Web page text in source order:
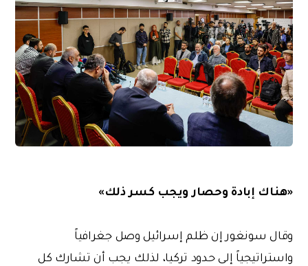
«هناك إبادة وحصار ويجب كسر ذلك»
وقال سونغور إن ظلم إسرائيل وصل جغرافياً
واستراتيجياً إلى حدود تركيا، لذلك يجب أن تشارك كل